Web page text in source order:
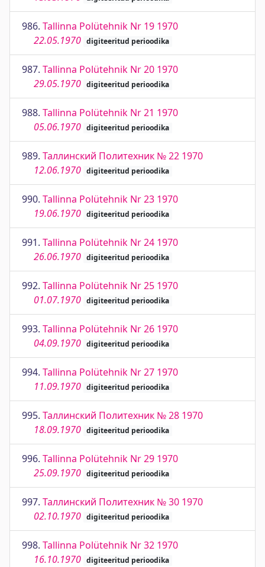
986. Tallinna Polütehnik Nr 19 1970
22.05.1970 digiteeritud perioodika
987. Tallinna Polütehnik Nr 20 1970
29.05.1970 digiteeritud perioodika
988. Tallinna Polütehnik Nr 21 1970
05.06.1970 digiteeritud perioodika
989. Таллинский Политехник № 22 1970
12.06.1970 digiteeritud perioodika
990. Tallinna Polütehnik Nr 23 1970
19.06.1970 digiteeritud perioodika
991. Tallinna Polütehnik Nr 24 1970
26.06.1970 digiteeritud perioodika
992. Tallinna Polütehnik Nr 25 1970
01.07.1970 digiteeritud perioodika
993. Tallinna Polütehnik Nr 26 1970
04.09.1970 digiteeritud perioodika
994. Tallinna Polütehnik Nr 27 1970
11.09.1970 digiteeritud perioodika
995. Таллинский Политехник № 28 1970
18.09.1970 digiteeritud perioodika
996. Tallinna Polütehnik Nr 29 1970
25.09.1970 digiteeritud perioodika
997. Таллинский Политехник № 30 1970
02.10.1970 digiteeritud perioodika
998. Tallinna Polütehnik Nr 32 1970
16.10.1970 digiteeritud perioodika